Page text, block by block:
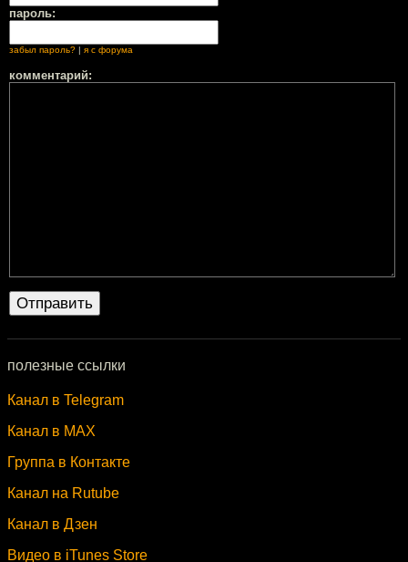
пароль:
забыл пароль? | я с форума
комментарий:
полезные ссылки
Канал в Telegram
Канал в MAX
Группа в Контакте
Канал на Rutube
Канал в Дзен
Видео в iTunes Store